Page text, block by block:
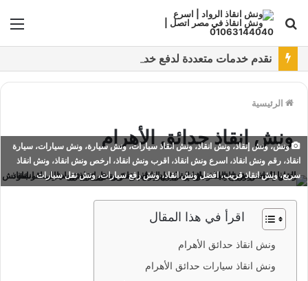
بحث
عن
الرئيسية
ونش انقاذ حدائق الأهرام
ونش، ونش إنقاذ، ونش انقاذ، ونش انقاذ سيارات، ونش سيارة، ونش سيارات، سيارة
انقاذ، رقم ونش انقاذ، اسرع ونش انقاذ، اقرب ونش انقاذ، ارخص ونش انقاذ، ونش انقاذ
سريع، ونش انقاذ قريب، افضل ونش انقاذ، ونش رفع سيارات، ونش نقل سيارات
اقرأ في هذا المقال
ونش انقاذ حدائق الأهرام
ونش انقاذ سيارات حدائق الأهرام